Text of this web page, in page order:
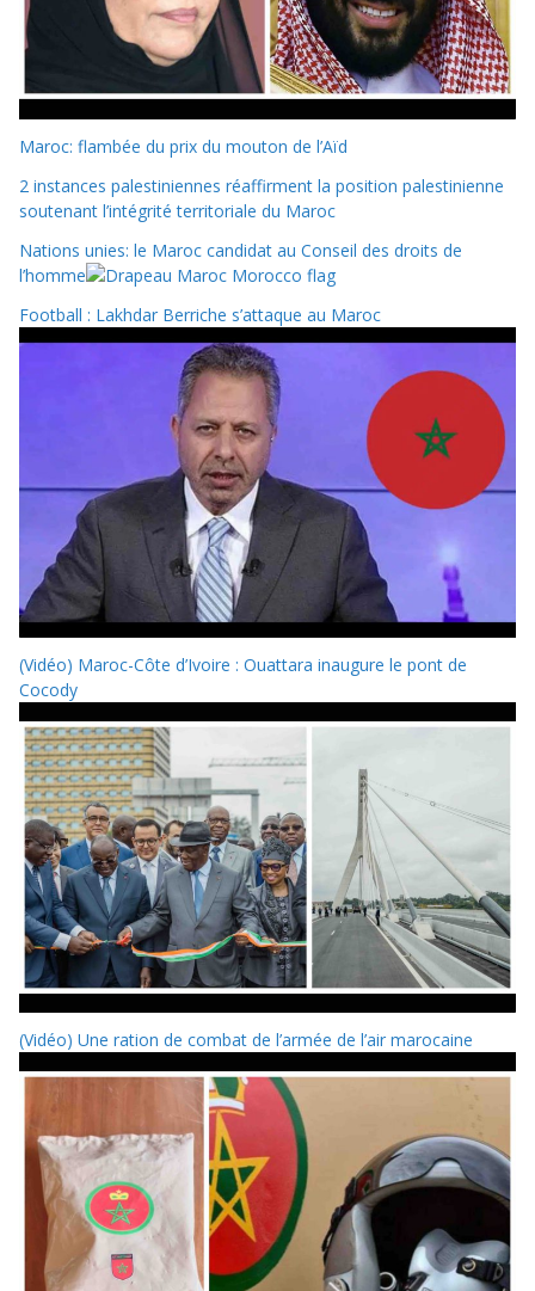
Maroc: flambée du prix du mouton de l’Aïd
2 instances palestiniennes réaffirment la position palestinienne
soutenant l’intégrité territoriale du Maroc
Nations unies: le Maroc candidat au Conseil des droits de
l’homme
Football : Lakhdar Berriche s’attaque au Maroc
(Vidéo) Maroc-Côte d’Ivoire : Ouattara inaugure le pont de
Cocody
(Vidéo) Une ration de combat de l’armée de l’air marocaine